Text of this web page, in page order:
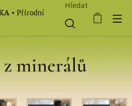
• Přírodní
Hledat
z minerálů📿